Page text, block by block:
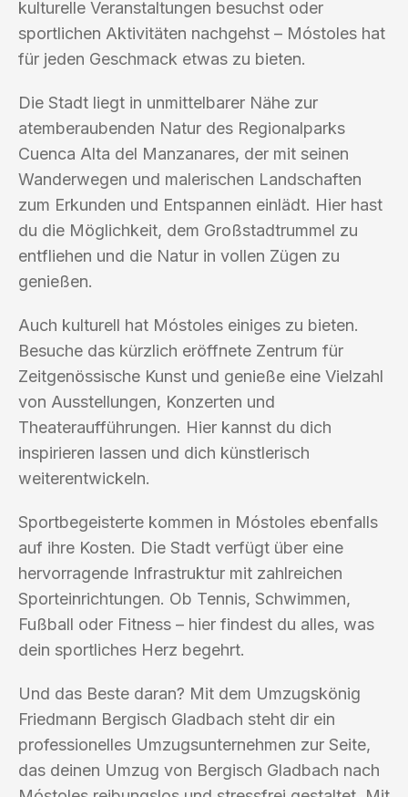
kulturelle Veranstaltungen besuchst oder
sportlichen Aktivitäten nachgehst – Móstoles hat
für jeden Geschmack etwas zu bieten.
Die Stadt liegt in unmittelbarer Nähe zur
atemberaubenden Natur des Regionalparks
Cuenca Alta del Manzanares, der mit seinen
Wanderwegen und malerischen Landschaften
zum Erkunden und Entspannen einlädt. Hier hast
du die Möglichkeit, dem Großstadtrummel zu
entfliehen und die Natur in vollen Zügen zu
genießen.
Auch kulturell hat Móstoles einiges zu bieten.
Besuche das kürzlich eröffnete Zentrum für
Zeitgenössische Kunst und genieße eine Vielzahl
von Ausstellungen, Konzerten und
Theateraufführungen. Hier kannst du dich
inspirieren lassen und dich künstlerisch
weiterentwickeln.
Sportbegeisterte kommen in Móstoles ebenfalls
auf ihre Kosten. Die Stadt verfügt über eine
hervorragende Infrastruktur mit zahlreichen
Sporteinrichtungen. Ob Tennis, Schwimmen,
Fußball oder Fitness – hier findest du alles, was
dein sportliches Herz begehrt.
Und das Beste daran? Mit dem Umzugskönig
Friedmann Bergisch Gladbach steht dir ein
professionelles Umzugsunternehmen zur Seite,
das deinen Umzug von Bergisch Gladbach nach